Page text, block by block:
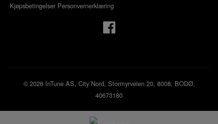
Kjøpsbetingelser Personvernerklæring
© 2026 InTune AS, City Nord, Stormyrveien 20, 8008, BODØ,
40673180